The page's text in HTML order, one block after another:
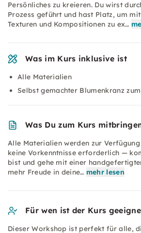
Persönliches zu kreieren. Du wirst
Prozess geführt und hast Platz, um
Texturen und Kompositionen zu ex…
Was im Kurs inklusive ist
Alle Materialien
Selbst gemachter Blumenkranz
Was Du zum Kurs
Alle Materialien werden zur
keine Vorkenntnisse erforderlich —
bist und gehe mit einer
mehr Freude in deine… mehr lesen
Für wen ist der Kurs
Dieser Workshop ist perfekt für alle,